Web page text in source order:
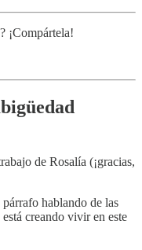
¡Compártela!
de Rosalía (¡gracias,
hablando de las
creando vivir en este